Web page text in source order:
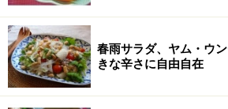
片栗粉はタピオカ粉の代用として使
春雨サラダ、ヤム・ウ
きな辛さに自由自在